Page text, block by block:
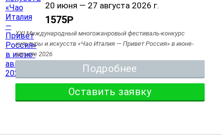
20 июня — 27 августа 2026 г.
1575Р
XXI Международный многожанровый фестиваль-конкурс
культуры и искусств «Чао Италия — Привет Россия» в июне-
августе 2026
Подробнее
Оставить заявку